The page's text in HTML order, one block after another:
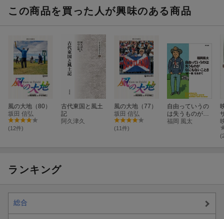
この商品を買った人が興味のある商品
風の大地（80）
坂田 信弘
(12件)
古代東国と風土
記
阿久津久
風の大地（77）
坂田 信弘
(11件)
自由っていうの
は失うものがな
にもないことさ
福岡 風太
ランキング
総合